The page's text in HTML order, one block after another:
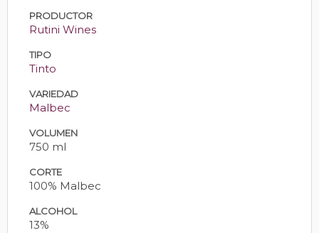
PRODUCTOR
Rutini Wines
TIPO
Tinto
VARIEDAD
Malbec
VOLUMEN
750 ml
CORTE
100% Malbec
ALCOHOL
13%